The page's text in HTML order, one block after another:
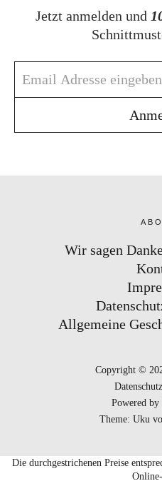
Jetzt anmelden und
Wir sagen
Allgemeine
Copyright ©
Powered by
Theme: Uku
Die durchgestrichenen Preise